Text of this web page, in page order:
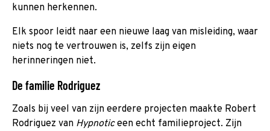
kunnen herkennen.
Elk spoor leidt naar een nieuwe laag van misleiding, waar
niets nog te vertrouwen is, zelfs zijn eigen
herinneringen niet.
De familie Rodriguez
Zoals bij veel van zijn eerdere projecten maakte Robert
Rodriguez van Hypnoticeen echt familieproject. Zijn